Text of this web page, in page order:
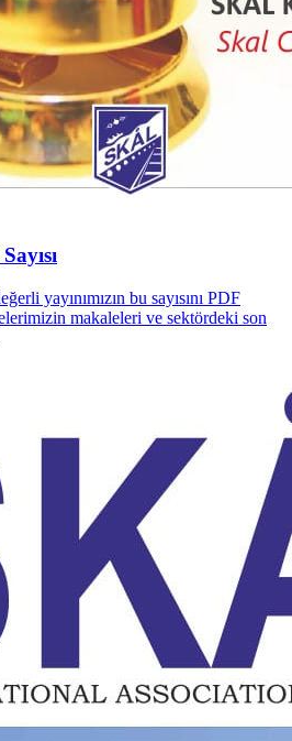
yayınımızın bu sayısını PDF
makaleleri ve sektördeki son